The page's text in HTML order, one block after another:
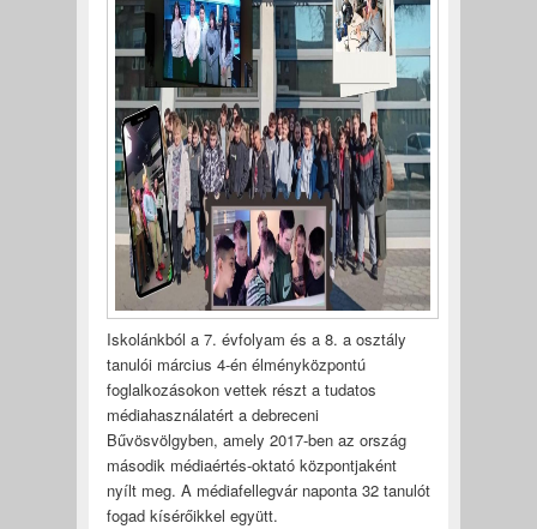
Iskolánkból a 7. évfolyam és a 8. a osztály
tanulói március 4-én élményközpontú
foglalkozásokon vettek részt a tudatos
médiahasználatért a debreceni
Bűvösvölgyben, amely 2017-ben az ország
második médiaértés-oktató központjaként
nyílt meg. A médiafellegvár naponta 32 tanulót
fogad kísérőikkel együtt.